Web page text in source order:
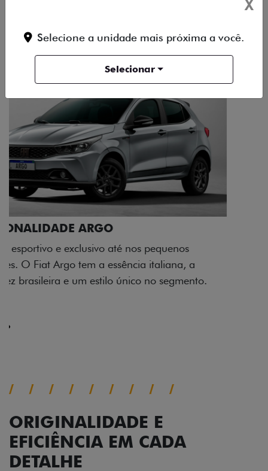
ACABAMENTO E DESIGN INTERNO
A flag italiana e o novo logo Fiat também aparecem
no interior do carro, que possui acabamento
impecável e detalhes escurecidos.
ORIGINALIDADE E
EFICIÊNCIA EM CADA
DETALHE
X
Selecione a unidade mais próxima a você.
Selecionar